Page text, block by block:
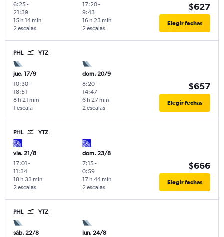
6:25-
21:39
2 escalas
15 h 14 min
17:20-
9:43
2 escalas
16 h 23 min
$627
Elegir fechas
PHL YTZ
jue. 17/9
10:30-
18:51
1 escala
8 h 21 min
dom. 20/9
8:20-
14:47
2 escalas
6 h 27 min
$657
Elegir fechas
PHL YTZ
vie. 21/8
17:01 -
11:34
2 escalas
18 h 33 min
dom. 23/8
7:15-
0:59
2 escalas
17 h 44 min
$666
Elegir fechas
PHL YTZ
sáb. 22/8
lun. 24/8